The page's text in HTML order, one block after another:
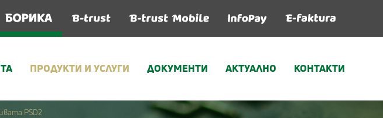
ПРОДУКТИ И УСЛУГИ ДОКУМЕНТИ АКТУАЛНО КОНТАКТИ
PSD2